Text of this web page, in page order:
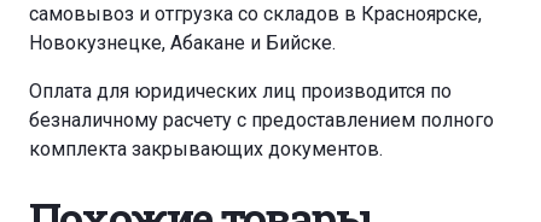
самовывоз и отгрузка со складов в Красноярске,
Новокузнецке, Абакане и Бийске.
Оплата для юридических лиц производится по
безналичному расчету с предоставлением полного
комплекта закрывающих документов.